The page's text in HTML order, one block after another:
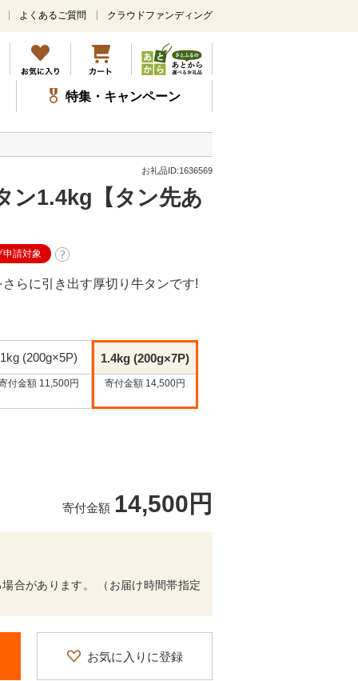
メ
ン
コ
ン
テ
ツ
よくあるご質問 クラウドファンディング
特集・キャンペーン
お礼品ID:1636569
ン1.4kg【タン先あ
申請対象
らに引き出す厚切り牛タンです!
1kg (200g×5P)
付金額 11,500円
1.4kg (200g×7P)
寄付金額 14,500円
寄付金額 14,500円
合があります。 （お届け時間帯指定
お気に入りに登録